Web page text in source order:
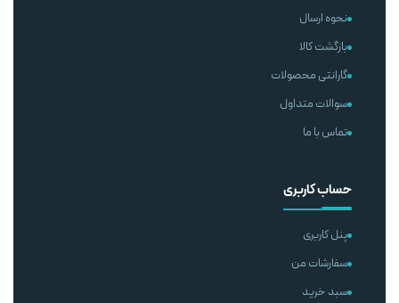
نحوه ارسال
بازگشت کالا
گارانتی محصولات
سوالات متداول
تماس با ما
حساب کاربری
پنل کاربری
سفارشات من
سبد خرید